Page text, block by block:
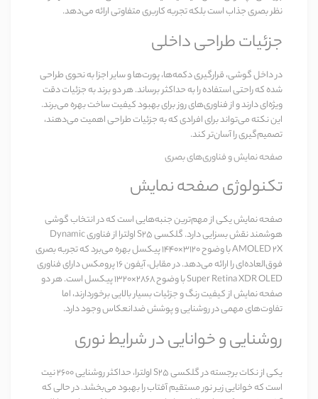
نظر بصری جذاب است بلکه تجربه کاربری متفاوتی ارائه می‌دهد.
جزئیات طراحی داخلی
در داخل گوشی، قرارگیری دکمه‌ها، پورت‌ها و سایر اجزا به نحوی طراحی
شده که راحتی استفاده را به حداکثر برساند. هر دو برند به جزئیات دقت
ویژه‌ای دارند و از فناوری‌های روز برای بهبود کیفیت ساخت بهره می‌برند.
این نکته می‌تواند برای افرادی که به جزئیات طراحی اهمیت می‌دهند،
تصمیم‌گیری را آسان‌تر کند.
صفحه نمایش و فناوری‌های بصری
تکنولوژی صفحه نمایش
صفحه نمایش یکی از مهم‌ترین جنبه‌هایی است که در انتخاب گوشی
هوشمند نقش بسزایی دارد.گلکسی S25 اولترا از فناوریDynamic
AMOLED 2X
با وضوح ۳۱۲۰×۱۴۴۰ پیکسل بهره می‌برد که تجربه بصری
فوق‌العاده‌ای را ارائه می‌دهد. در مقابل،آیفون 16 پرومکس
دارای فناوری
Super Retina XDR OLED
با وضوح ۲۸۶۸×۱۳۲۰ پیکسل است. هر دو
صفحه نمایش از کیفیت رنگ و جزئیات بسیار بالایی برخوردارند، اما
تفاوت‌های مهمی در روشنایی و پوشش ضدانعکاس وجود دارد.
روشنایی و خوانایی در شرایط نوری
یکی از نکات برجسته درگلکسی S25 اولترا
، حداکثر روشنایی ۲۶۰۰ نیت
است که خوانایی زیر نور مستقیم آفتاب را بهبود می‌بخشد. در حالی که